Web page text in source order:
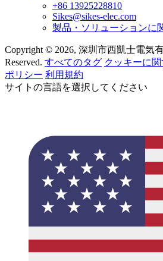
+86 13925228810
Sikes@sikes-elec.com
製品・ソリューションに
Copyright © 2026, 深圳市西凱士電気
Reserved. すべてのタグ クッキーに
ポリシー 利用規約
サイトの言語を選択してください